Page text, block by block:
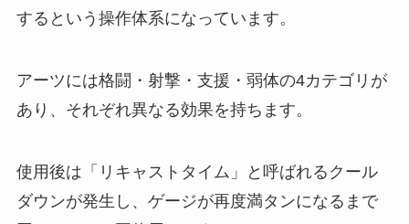
するという操作体系になっています。
アーツには格闘・射撃・支援・弱体の4カテゴリが
あり、それぞれ異なる効果を持ちます。
使用後は「リキャストタイム」と呼ばれるクール
ダウンが発生し、ゲージが再度満タンになるまで